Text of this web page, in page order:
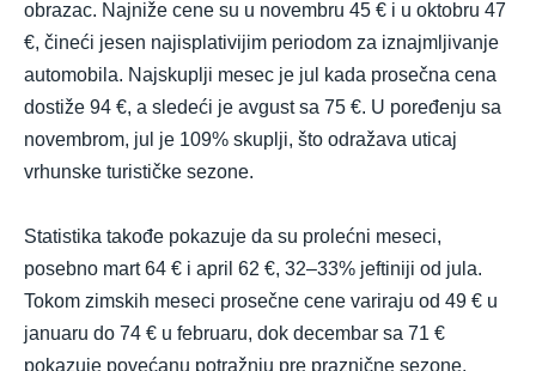
obrazac. Najniže cene su u novembru 45 € i u oktobru 47
€, čineći jesen najisplativijim periodom za iznajmljivanje
automobila. Najskuplji mesec je jul kada prosečna cena
dostiže 94 €, a sledeći je avgust sa 75 €. U poređenju sa
novembrom, jul je 109% skuplji, što odražava uticaj
vrhunske turističke sezone.
Statistika takođe pokazuje da su prolećni meseci,
posebno mart 64 € i april 62 €, 32–33% jeftiniji od jula.
Tokom zimskih meseci prosečne cene variraju od 49 € u
januaru do 74 € u februaru, dok decembar sa 71 €
pokazuje povećanu potražnju pre praznične sezone.